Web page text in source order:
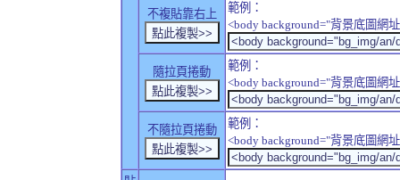
不複貼靠右上
範例：
<body background="背景底圖網
隨拉頁捲動
範例：
<body background="背景底圖網
不隨拉頁捲動
範例：
<body background="背景底圖網